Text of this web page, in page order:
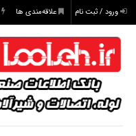
ورود / ثبت نام علاقه‌مندی ها